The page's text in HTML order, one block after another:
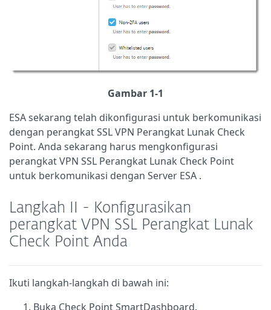
Gambar 1-1
ESA sekarang telah dikonfigurasi untuk berkomunikasi
dengan perangkatSSL VPN Perangkat Lunak Check
Point. Anda sekarang harus mengkonfigurasi
perangkatVPN SSL Perangkat Lunak Check Point
untuk berkomunikasi dengan Server ESA .
Langkah II - Konfigurasikan
perangkat VPN SSL Perangkat Lunak
Check Point Anda
Ikuti langkah-langkah di bawah ini:
Buka Check Point SmartDashboard.